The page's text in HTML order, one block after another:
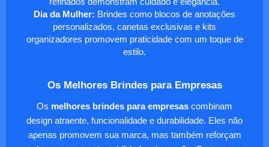
refinados demonstram cuidado e elegância.
Dia da Mulher: Brindes como blocos de anotações
personalizados, canetas exclusivas e kits
organizadores promovem praticidade com um toque de
estilo.
Os Melhores Brindes para Empresas
Os melhores brindes para empresas combinam
design atraente, funcionalidade e durabilidade. Eles não
apenas promovem sua marca, mas também reforçam